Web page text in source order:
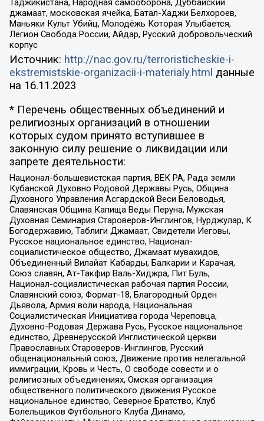
джамаат, московская ячейка, Батал-Хаджи Белхороев,
Маньяки Культ Убийц, Молодёжь Которая Улыбается,
Легион Свобода России, Айдар, Русский добровольческий
корпус
Источник: http://nac.gov.ru/terroristicheskie-i-
ekstremistskie-organizacii-i-materialy.html данные
на 16.11.2023
* Перечень общественных объединений и
религиозных организаций в отношении
которых судом принято вступившее в
законную силу решение о ликвидации или
запрете деятельности:
Национал-большевистская партия, ВЕК РА, Рада земли
Кубанской Духовно Родовой Державы Русь, Община
Духовного Управления Асгардской Веси Беловодья,
Славянская Община Капища Веды Перуна, Мужская
Духовная Семинария Староверов-Инглингов, Нурджулар, К
Богодержавию, Таблиги Джамаат, Свидетели Иеговы,
Русское национальное единство, Национал-
социалистическое общество, Джамаат мувахидов,
Объединенный Вилайат Кабарды, Балкарии и Карачая,
Союз славян, Ат-Такфир Валь-Хиджра, Пит Буль,
Национал-социалистическая рабочая партия России,
Славянский союз, Формат-18, Благородный Орден
Дьявола, Армия воли народа, Национальная
Социалистическая Инициатива города Череповца,
Духовно-Родовая Держава Русь, Русское национальное
единство, Древнерусской Инглистической церкви
Православных Староверов-Инглингов, Русский
общенациональный союз, Движение против нелегальной
иммиграции, Кровь и Честь, О свободе совести и о
религиозных объединениях, Омская организация
общественного политического движения Русское
национальное единство, Северное Братство, Клуб
Болельщиков Футбольного Клуба Динамо,